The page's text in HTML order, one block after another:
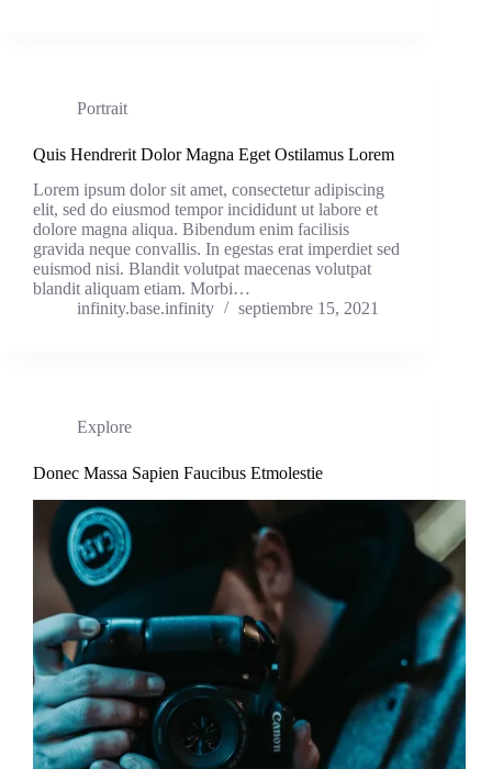
Portrait
Quis Hendrerit Dolor Magna Eget Ostilamus Lorem
Lorem ipsum dolor sit amet, consectetur adipiscing
elit, sed do eiusmod tempor incididunt ut labore et
dolore magna aliqua. Bibendum enim facilisis
gravida neque convallis. In egestas erat imperdiet sed
euismod nisi. Blandit volutpat maecenas volutpat
blandit aliquam etiam. Morbi…
infinity.base.infinity
septiembre 15, 2021
Explore
Donec Massa Sapien Faucibus Etmolestie